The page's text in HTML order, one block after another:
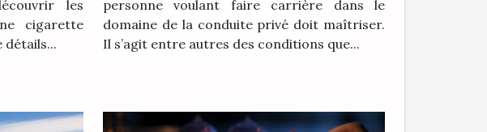
les
cigarette
détails...
personne voulant faire carrière dans le
domaine de la conduite privé doit maîtriser.
Il s’agit entre autres des conditions que...